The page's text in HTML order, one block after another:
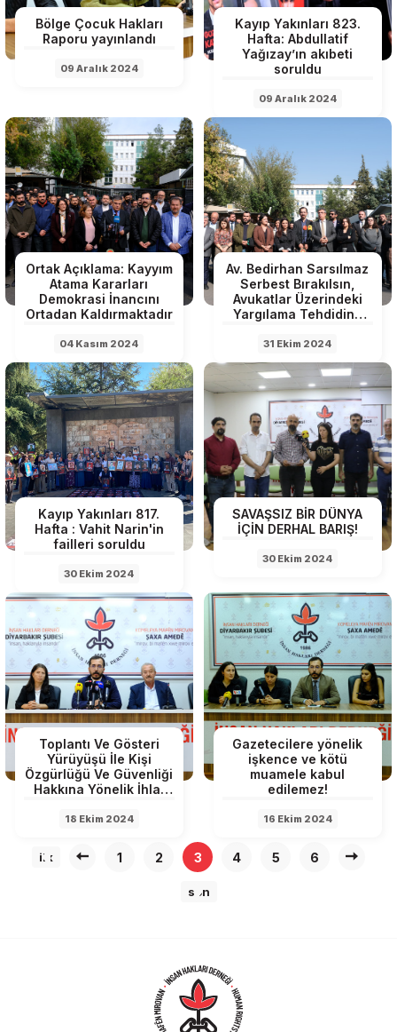
Bölge Çocuk Hakları
Raporu yayınlandı
09 Aralık 2024
Kayıp Yakınları 823.
Hafta: Abdullatif
Yağızay’ın akıbeti
soruldu
09 Aralık 2024
Ortak Açıklama: Kayyım
Atama Kararları
Demokrasi İnancını
Ortadan Kaldırmaktadır
04 Kasım 2024
Av. Bedirhan Sarsılmaz
Serbest Bırakılsın,
Avukatlar Üzerindeki
Yargılama Tehdidine
31 Ekim 2024
Kayıp Yakınları 817.
Hafta : Vahit Narin'in
failleri soruldu
30 Ekim 2024
SAVAŞSIZ BİR DÜNYA
İÇİN DERHAL BARIŞ!
30 Ekim 2024
Toplantı Ve Gösteri
Yürüyüşü İle Kişi
Özgürlüğü Ve Güvenliği
Hakkına Yönelik İhlal
18 Ekim 2024
Gazetecilere yönelik
işkence ve kötü
muamele kabul
edilemez!
16 Ekim 2024
ilk 1 2 3 4 5 6
son